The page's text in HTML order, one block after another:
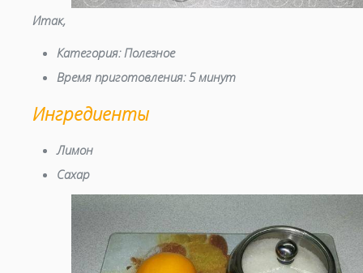
Итак,
Категория:Полезное
Время приготовления:5 минут
Ингредиенты
Лимон
Сахар